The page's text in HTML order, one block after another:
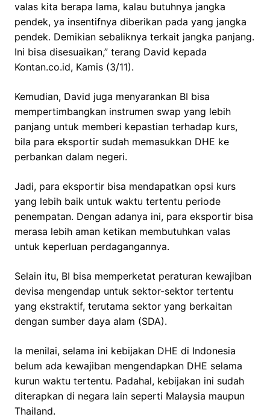
valas kita berapa lama, kalau butuhnya jangka
pendek, ya insentifnya diberikan pada yang jangka
pendek. Demikian sebaliknya terkait jangka panjang.
Ini bisa disesuaikan,” terang David kepada
Kontan.co.id, Kamis (3/11).
Kemudian, David juga menyarankan BI bisa
mempertimbangkan instrumen swap yang lebih
panjang untuk memberi kepastian terhadap kurs,
bila para eksportir sudah memasukkan DHE ke
perbankan dalam negeri.
Jadi, para eksportir bisa mendapatkan opsi kurs
yang lebih baik untuk waktu tertentu periode
penempatan. Dengan adanya ini, para eksportir bisa
merasa lebih aman ketikan membutuhkan valas
untuk keperluan perdagangannya.
Selain itu, BI bisa memperketat peraturan kewajiban
devisa mengendap untuk sektor-sektor tertentu
yang ekstraktif, terutama sektor yang berkaitan
dengan sumber daya alam (SDA).
Ia menilai, selama ini kebijakan DHE di Indonesia
belum ada kewajiban mengendapkan DHE selama
kurun waktu tertentu. Padahal, kebijakan ini sudah
diterapkan di negara lain seperti Malaysia maupun
Thailand.